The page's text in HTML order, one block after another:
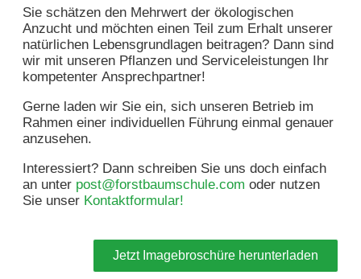
Sie schätzen den Mehrwert der ökologischen
Anzucht und möchten einen Teil zum Erhalt unserer
natürlichen Lebensgrundlagen beitragen? Dann sind
wir mit unseren Pflanzen und Serviceleistungen Ihr
kompetenter Ansprechpartner!
Gerne laden wir Sie ein, sich unseren Betrieb im
Rahmen einer individuellen Führung einmal genauer
anzusehen.
Interessiert? Dann schreiben Sie uns doch einfach
an unter post@forstbaumschule.com oder nutzen
Sie unser Kontaktformular!
Jetzt Imagebroschüre herunterladen